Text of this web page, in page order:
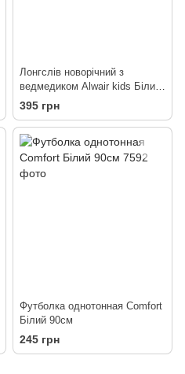
Лонгслів новорічний з
ведмедиком Alwair kids Білий
80см
395 грн
Футболка однотонная Comfort
Білий 90см
245 грн